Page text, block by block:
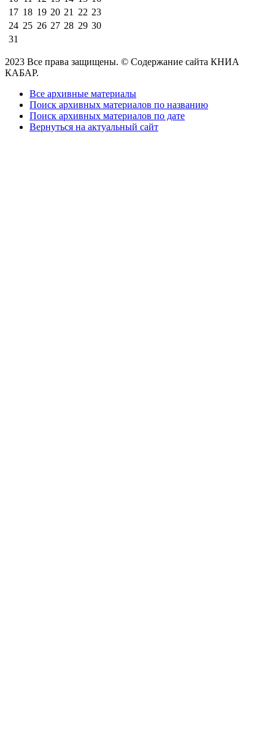
17 18 19 20 21 22 23
24 25 26 27 28 29 30
31
2023 Все права защищены. © Содержание сайта КНИА
КАБАР.
Все архивные материалы
Поиск архивных материалов по названию
Поиск архивных материалов по дате
Вернуться на актуальный сайт